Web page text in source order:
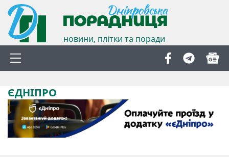
новини, плітки та поради
ЄДНІПРО